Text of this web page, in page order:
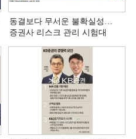
동결보다 무서운 불확실성…
증권사 리스크 관리 시험대